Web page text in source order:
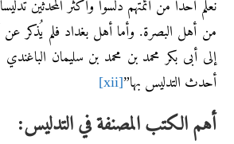
نعلم أحدا من أئمتهم دلسوا وأكثر المحدثين
من أهل البصرة. وأما أهل بغداد فلم يُذكر عن
إلى أبى بكر محمد بن محمد بن سليمان
أحدث التدليس بها”[xii]
أهم الكتب المصنفة في التدليس: